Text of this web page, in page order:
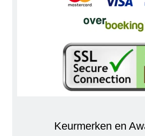
Keurmerken en